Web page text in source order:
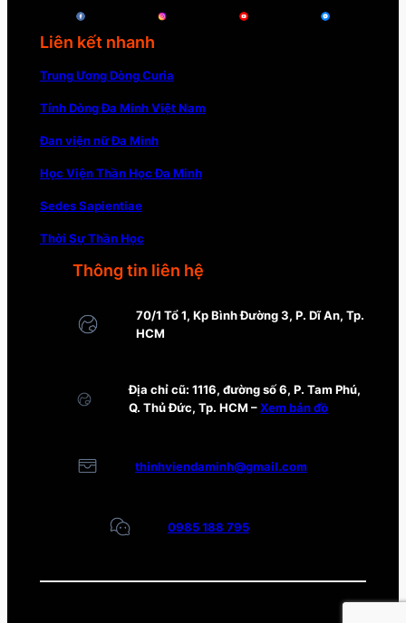
Liên kết nhanh
Trung Ương Dòng Curia
Tỉnh Dòng Đa Minh Việt Nam
Đan viện nữ Đa Minh
Học Viện Thần Học Đa Minh
Sedes Sapientiae
Thời Sự Thần Học
Thông tin liên hệ
70/1 Tổ 1, Kp Bình Đường 3, P. Dĩ An, Tp.
HCM
Địa chỉ cũ: 1116, đường số 6, P. Tam Phú,
Q. Thủ Đức, Tp. HCM –Xem bản đồ
thinhviendaminh@gmail.com
0985 188 795